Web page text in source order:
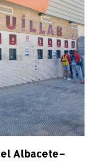
el Albacete–